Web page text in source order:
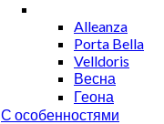
Alleanza
Porta Bella
Velldoris
Весна
Геона
С особенностями